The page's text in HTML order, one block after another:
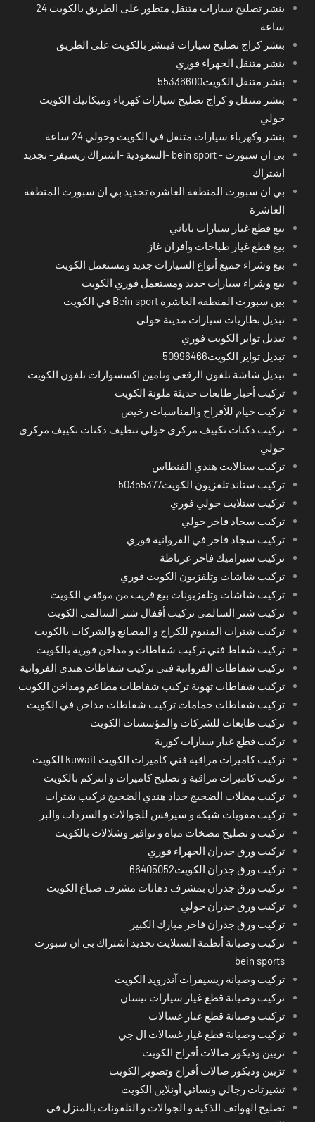
بنشر تصليح سيارات متنقل متطور على الطريق بالكويت 24
ساعة
بنشر كراج تصليح سيارات فينشر بالكويت على الطريق
بنشر متنقل الجهراء فوري
بنشر متنقل الكويت55336600
بنشر متنقل و كراج تصليح سيارات كهرباء وميكانيك الكويت
حولي
بنشر وكهرباء سيارات متنقل في الكويت وحولي 24 ساعة
بي ان سبورت - bein sport -السعودية -اشتراك ريسيفر- تجديد
اشتراك
بي ان سبورت المنطقة العاشرة تجديد بي ان سبورت المنطقة
العاشرة
بيع قطع غيار سيارات ياباني
بيع قطع غيار طباخات وأفران غاز
بيع وشراء جميع أنواع السيارات جديد ومستعمل الكويت
بيع وشراء سيارات جديد ومستعمل فوري الكويت
بين سبورت المنطقة العاشرة Bein sport في الكويت
تبديل بطاريات سيارات مدينة حولي
تبديل تواير الكويت فوري
تبديل تواير الكويت50996466
تبديل شاشة تلفون الرقعي وتامين اكسسوارات تلفون الكويت
تركيب أحبار طابعات حديثة ملونة الكويت
تركيب خيام للأفراح والمناسبات رخيص
تركيب دكتات تكييف مركزي حولي تنظيف دكتات تكييف مركزي
حولي
تركيب ستالايت هندي الفنطاس
تركيب ستاند تلفزيون الكويت50355377
تركيب ستلايت حولي فوري
تركيب سجاد فاخر حولي
تركيب سجاد فاخر في الفروانية فوري
تركيب سيراميك فاخر غرناطة
تركيب شاشات وتلفزيون الكويت فوري
تركيب شاشات وتلفزيونات بيع قريب من موقعي الكويت
تركيب شتر السالمي تركيب أقفال شتر السالمي الكويت
تركيب شترات المنيوم للكراج و المصانع والشركات بالكويت
تركيب شفاط فني تركيب شفاطات و مداخن فورية بالكويت
تركيب شفاطات الفروانية فني تركيب شفاطات هندي الفروانية
تركيب شفاطات تهوية تركيب شفاطات مطاعم ومداخن الكويت
تركيب شفاطات حمامات تركيب شفاطات مداخن في الكويت
تركيب طابعات للشركات والمؤسسات الكويت
تركيب قطع غيار سيارات كورية
تركيب كاميرات مراقبة فني كاميرات الكويت kuwait الكويت
تركيب كاميرات مراقبة و تصليح كاميرات و انتركم بالكويت
تركيب مظلات الضجيج حداد هندي الضجيج تركيب شترات
تركيب مقويات شبكة و سيرفس للجوالات و السرداب والبر
تركيب و تصليح مضخات مياه و نوافير وشلالات بالكويت
تركيب ورق جدران الجهراء فوري
تركيب ورق جدران الكويت66405052
تركيب ورق جدران بمشرف دهانات مشرف صباغ الكويت
تركيب ورق جدران حولي
تركيب ورق جدران فاخر مبارك الكبير
تركيب وصيانة أنظمة الستلايت تجديد اشتراك بي ان سبورت
bein sports
تركيب وصيانة ريسيفرات آندرويد الكويت
تركيب وصيانة قطع غيار سيارات نيسان
تركيب وصيانة قطع غيار غسالات
تركيب وصيانة قطع غيار غسالات ال جي
تزيين وديكور صالات أفراح الكويت
تزيين وديكور صالات أفراح وتصوير الكويت
تشيرتات رجالي ونسائي أونلاين الكويت
تصليح الهواتف الذكية و الجوالات و التلفونات بالمنزل في